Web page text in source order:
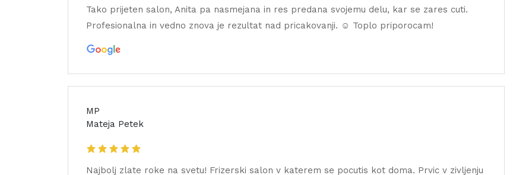
Tako prijeten salon, Anita pa nasmejana in res predana svojemu delu, kar se zares cuti.
Profesionalna in vedno znova je rezultat nad pricakovanji. ☺️ Toplo priporocam!
MP
Mateja Petek
Najbolj zlate roke na svetu! Frizerski salon v katerem se pocutis kot doma. Prvic v zivljenju